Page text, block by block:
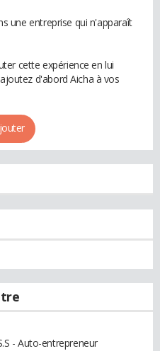
une entreprise qui n'apparaît
cette expérience en lui
d'abord Aicha à vos
- Auto-entrepreneur